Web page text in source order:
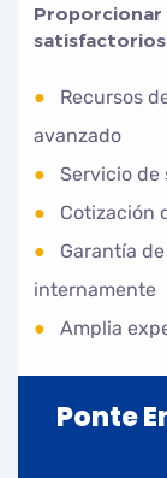
Proporcionar
●
Recursos
avanzado
●
Servicio de
●
Cotización
●
Garantía
internamente
●
Amplia
Ponte